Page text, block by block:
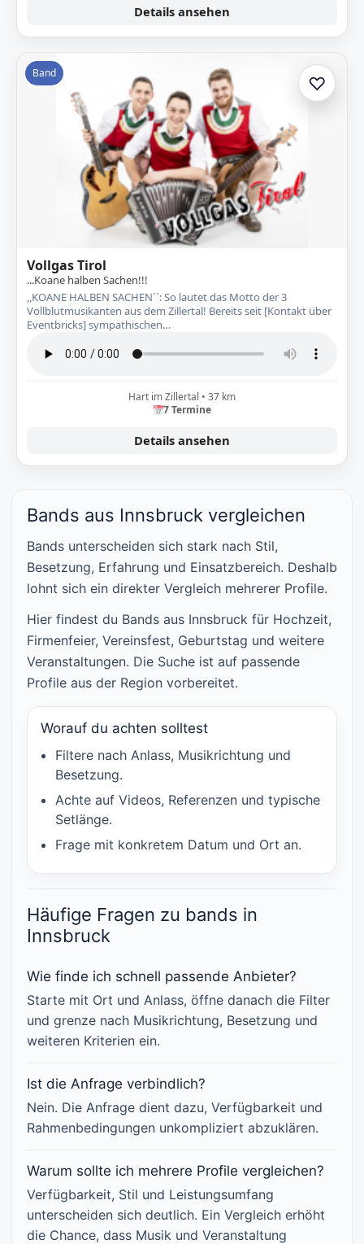
Details ansehen
Band ♡Zur
Vollgas Tirol
...Koane halben Sachen!!!
,,KOANE HALBEN SACHEN``: So lautet das Motto der 3
Vollblutmusikanten aus dem Zillertal! Bereits seit [Kontakt über
Eventbricks] sympathischen…
Hart im Zillertal • 37 km
7 Termine
Details ansehen
Bands aus Innsbruck vergleichen
Bands unterscheiden sich stark nach Stil,
Besetzung, Erfahrung und Einsatzbereich. Deshalb
lohnt sich ein direkter Vergleich mehrerer Profile.
Hier findest du Bands aus Innsbruck für Hochzeit,
Firmenfeier, Vereinsfest, Geburtstag und weitere
Veranstaltungen. Die Suche ist auf passende
Profile aus der Region vorbereitet.
Worauf du achten solltest
Filtere nach Anlass, Musikrichtung und
Besetzung.
Achte auf Videos, Referenzen und typische
Setlänge.
Frage mit konkretem Datum und Ort an.
Häufige Fragen zu bands in
Innsbruck
Wie finde ich schnell passende Anbieter?
Starte mit Ort und Anlass, öffne danach die Filter
und grenze nach Musikrichtung, Besetzung und
weiteren Kriterien ein.
Ist die Anfrage verbindlich?
Nein. Die Anfrage dient dazu, Verfügbarkeit und
Rahmenbedingungen unkompliziert abzuklären.
Warum sollte ich mehrere Profile vergleichen?
Verfügbarkeit, Stil und Leistungsumfang
unterscheiden sich deutlich. Ein Vergleich erhöht
die Chance, dass Musik und Veranstaltung